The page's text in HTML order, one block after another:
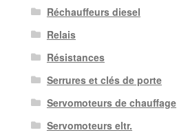
Réchauffeurs diesel
Relais
Résistances
Serrures et clés de porte
Servomoteurs de chauffage
Servomoteurs eltr.